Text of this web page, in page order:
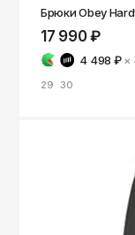
Брюки Obey
17 990 ₽
4 498 ₽ ×
29 30